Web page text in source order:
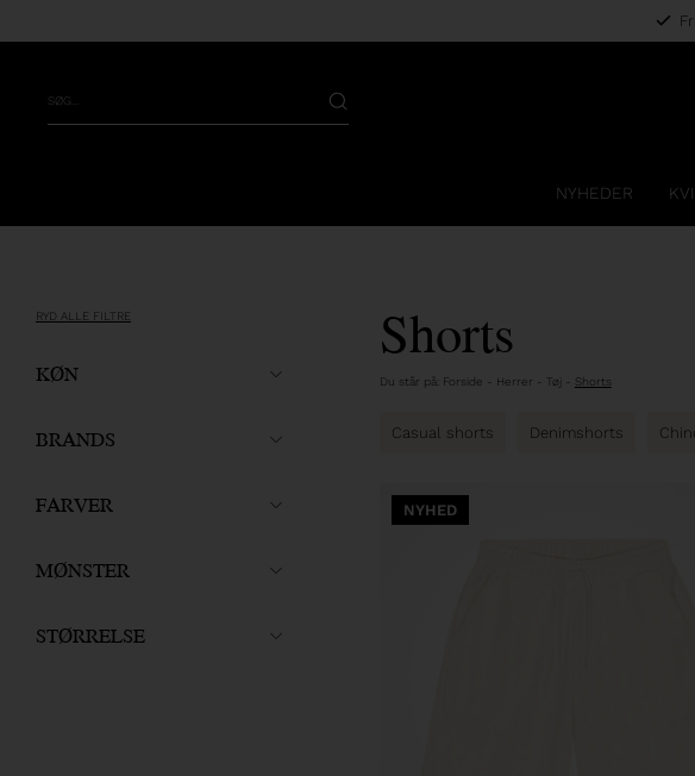
NYHEDER
RYD ALLE FILTRE
KØN
BRANDS
FARVER
MØNSTER
STØRRELSE
Shorts
Du står på: Forside - Herrer - Tøj - Shorts
Casual shorts Denimshorts
NYHED